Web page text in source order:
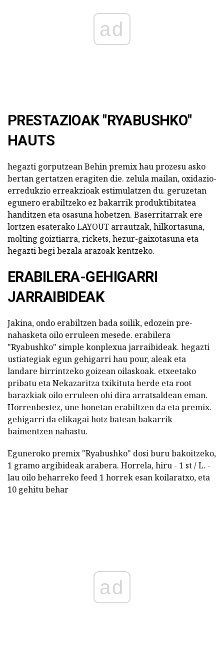
ad
PRESTAZIOAK "RYABUSHKO"
HAUTS
hegazti gorputzean Behin premix hau prozesu asko
bertan gertatzen eragiten die. zelula mailan, oxidazio-
erredukzio erreakzioak estimulatzen du. geruzetan
egunero erabiltzeko ez bakarrik produktibitatea
handitzen eta osasuna hobetzen. Baserritarrak ere
lortzen esaterako LAYOUT arrautzak, hilkortasuna,
molting goiztiarra, rickets, hezur-gaixotasuna eta
hegazti begi bezala arazoak kentzeko.
ERABILERA-GEHIGARRI
JARRAIBIDEAK
Jakina, ondo erabiltzen bada soilik, edozein pre-
nahasketa oilo erruleen mesede. erabilera
"Ryabushko" simple konplexua jarraibideak. hegazti
ustiategiak egun gehigarri hau pour, aleak eta
landare birrintzeko goizean oilaskoak. etxeetako
pribatu eta Nekazaritza txikituta berde eta root
barazkiak oilo erruleen ohi dira arratsaldean eman.
Horrenbestez, une honetan erabiltzen da eta premix.
gehigarri da elikagai hotz batean bakarrik
baimentzen nahastu.
Eguneroko premix "Ryabushko" dosi buru bakoitzeko,
1 gramo argibideak arabera. Horrela, hiru - 1 st / L. -
lau oilo beharreko feed 1 horrek esan koilaratxo, eta
10 gehitu behar
ad